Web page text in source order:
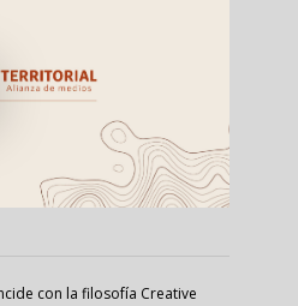
con la filosofía Creative